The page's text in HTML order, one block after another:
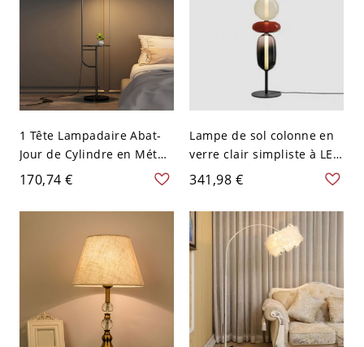
1 Tête Lampadaire Abat-
Jour de Cylindre en Métal
Lampe de Sol Style
Moderne avec Table - 110
V-120 V Noir Fer
170,74 €
Lampe de sol colonne en
verre clair simpliste à LED
avec 1 lumière et verre
transparent, usage
résidentiel, 110V-120V,
51", blanc/rouge
341,98 €